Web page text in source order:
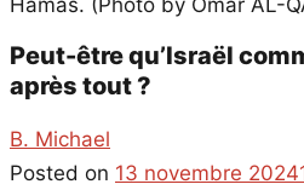
Peut-être qu’Israël
après tout ?
B. Michael
Posted on 13 novembre 2024